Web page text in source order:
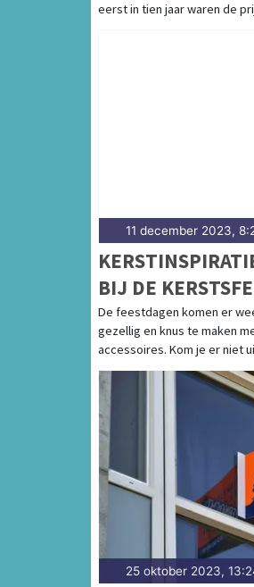
eerst in tien jaar waren de
11 december 2023,
BIJ DE
De feestdagen komen er
gezellig en knus te maken
accessoires. Kom je er niet
25 oktober 2023,